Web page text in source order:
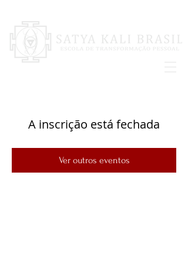
A inscrição está fechada
Ver outros eventos